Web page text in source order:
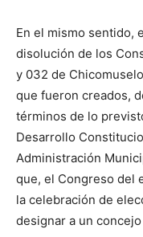
En el mismo sentido,
disolución de los
y 032 de
que fueron creados,
términos de lo
Desarrollo
Administración
que, el Congreso del
la celebración de
designar a un